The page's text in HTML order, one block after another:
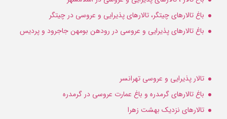
باغ تالارهای چیتگر، تالارهای پذیرایی و عروسی در چیتگر
باغ تالارهای پذیرایی و عروسی در رودهن بومهن جاجرود و پردیس
تالار پذیرایی و عروسی تهرانسر
باغ تالارهای گرمدره و باغ عمارت عروسی در گرمدره
تالارهای نزدیک بهشت زهرا